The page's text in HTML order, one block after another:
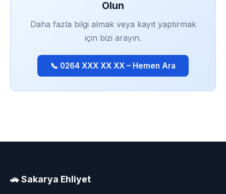
Olun
Daha fazla bilgi almak veya kayıt yaptırmak
için bizi arayın.
📞 0264 XXX XX XX – Hemen Ara
🚗 Sakarya Ehliyet